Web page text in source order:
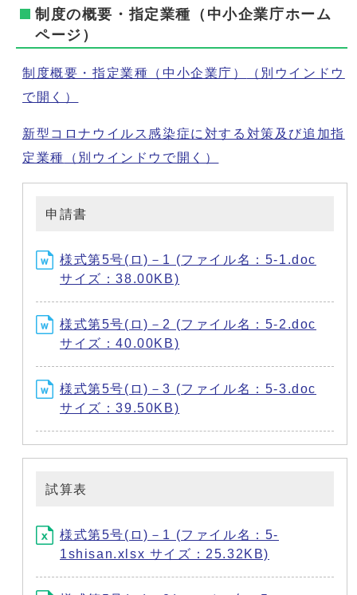
制度の概要・指定業種（中小企業庁ホーム
ページ）
制度概要・指定業種（中小企業庁）
（別ウインドウ
で開く）
新型コロナウイルス感染症に対する対策及び追加指
定業種
（別ウインドウで開く）
申請書
様式第5号(ロ)－1 (ファイル名：5-1.doc
サイズ：38.00KB)
様式第5号(ロ)－2 (ファイル名：5-2.doc
サイズ：40.00KB)
様式第5号(ロ)－3 (ファイル名：5-3.doc
サイズ：39.50KB)
試算表
様式第5号(ロ)－1 (ファイル名：5-
1shisan.xlsx サイズ：25.32KB)